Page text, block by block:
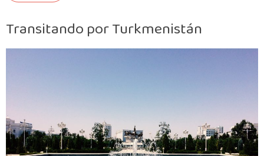
Transitando por Turkmenistán